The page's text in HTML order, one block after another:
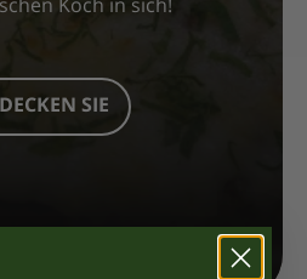
Koch in sich!
SIE